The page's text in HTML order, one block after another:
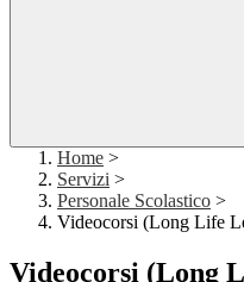
Home >
Servizi >
Personale Scolastico >
Videocorsi (Long Life
Videocorsi (Long